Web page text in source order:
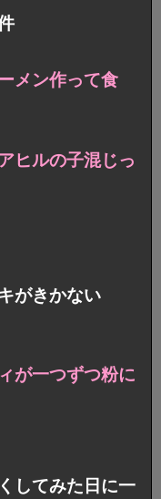
メン作って食
ヒルの子混じっ
がきかない
が一つずつ粉に
してみた日に一